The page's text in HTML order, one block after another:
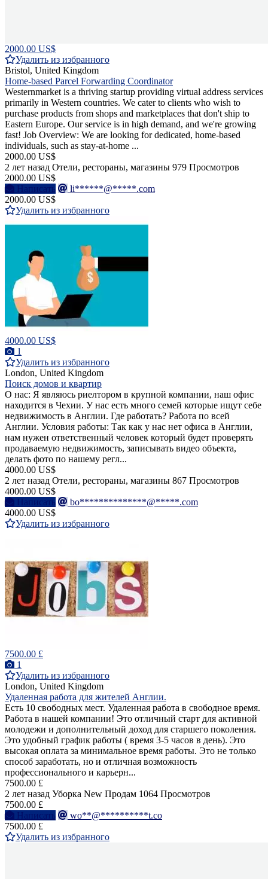
2000.00 US$
Удалить из избранного
Bristol, United Kingdom
Home-based Parcel Forwarding Coordinator
Westernmarket is a thriving startup providing virtual address services
primarily in Western countries. We cater to clients who wish to
purchase products from shops and marketplaces that don't ship to
Eastern Europe. Our service is in high demand, and we're growing
fast! Job Overview: We are looking for dedicated, home-based
individuals, such as stay-at-home ...
2000.00 US$
2 лет назад Отели, рестораны, магазины 979 Просмотров
2000.00 US$
Написать
li******@*****.com
2000.00 US$
Удалить из избранного
4000.00 US$
1
Удалить из избранного
London, United Kingdom
Поиск домов и квартир
О нас: Я являюсь риелтором в крупной компании, наш офис
находится в Чехии. У нас есть много семей которые ищут себе
недвижимость в Англии. Где работать? Работа по всей
Англии. Условия работы: Так как у нас нет офиса в Англии,
нам нужен ответственный человек который будет проверять
продаваемую недвижимость, записывать видео объекта,
делать фото по нашему регл...
4000.00 US$
2 лет назад Отели, рестораны, магазины 867 Просмотров
4000.00 US$
Написать
bo**************@*****.com
4000.00 US$
Удалить из избранного
7500.00 £
1
Удалить из избранного
London, United Kingdom
Удаленная работа для жителей Англии.
Есть 10 свободных мест. Удаленная работа в свободное время.
Работа в нашей компании! Это отличный старт для активной
молодежи и дополнительный доход для старшего поколения.
Это удобный график работы ( время 3-5 часов в день). Это
высокая оплата за минимальное время работы. Это не только
способ заработать, но и отличная возможность
профессионального и карьерн...
7500.00 £
2 лет назад Уборка New Продам 1064 Просмотров
7500.00 £
Написать
wo**@**********t.co
7500.00 £
Удалить из избранного